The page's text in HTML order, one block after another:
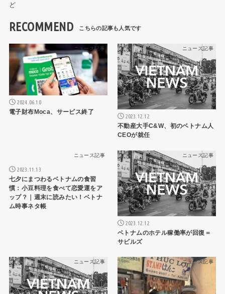
ど
RECOMMEND
ニュース記事
2024.06.10
電子財布Moca、サービス終了
ニュース記事
2023.12.12
不動産大手C&W、初のベトナム人
CEOが就任
ニュース記事
2023.11.13
七夕にまつわるベトナムの食習
慣：小豆料理を食べて恋愛運をア
ップ？｜週末に読みたい！ベトナ
ム時事ネタ帳
ニュース記事
2023.12.12
ベトナムのホテル稼働率が回復＝
サビルズ
ニュース記事 ニュース記事